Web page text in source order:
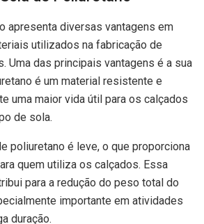
apresenta diversas vantagens em
utilizados na fabricação de
Uma das principais vantagens é a sua
é um material resistente e
uma maior vida útil para os calçados
de sola.
poliuretano é leve, o que proporciona
quem utiliza os calçados. Essa
para a redução do peso total do
importante em atividades
duração.